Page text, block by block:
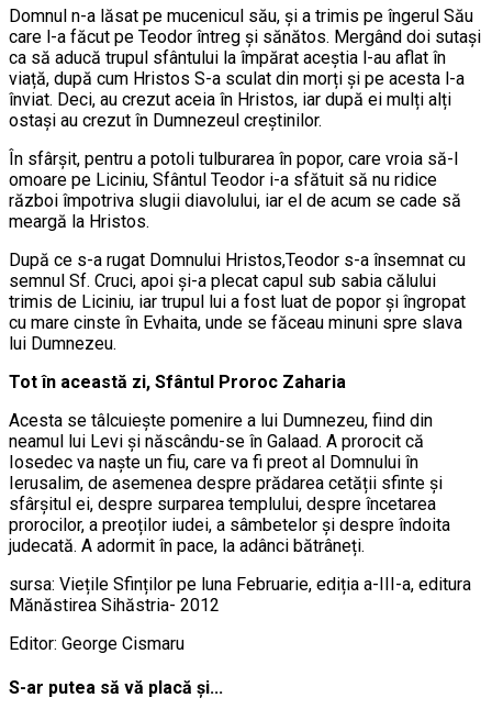
Domnul n-a lăsat pe mucenicul său, și a trimis pe îngerul Său
care l-a făcut pe Teodor întreg și sănătos. Mergând doi sutași
ca să aducă trupul sfântului la împărat aceștia l-au aflat în
viață, după cum Hristos S-a sculat din morți și pe acesta l-a
înviat. Deci, au crezut aceia în Hristos, iar după ei mulți alți
ostași au crezut în Dumnezeul creștinilor.
În sfârșit, pentru a potoli tulburarea în popor, care vroia să-l
omoare pe Liciniu, Sfântul Teodor i-a sfătuit să nu ridice
război împotriva slugii diavolului, iar el de acum se cade să
meargă la Hristos.
După ce s-a rugat Domnului Hristos,Teodor s-a însemnat cu
semnul Sf. Cruci, apoi și-a plecat capul sub sabia călului
trimis de Liciniu, iar trupul lui a fost luat de popor și îngropat
cu mare cinste în Evhaita, unde se făceau minuni spre slava
lui Dumnezeu.
Tot în această zi, Sfântul Proroc Zaharia
Acesta se tâlcuiește pomenire a lui Dumnezeu, fiind din
neamul lui Levi și născându-se în Galaad. A prorocit că
Iosedec va naște un fiu, care va fi preot al Domnului în
Ierusalim, de asemenea despre prădarea cetății sfinte și
sfârșitul ei, despre surparea templului, despre încetarea
prorocilor, a preoților iudei, a sâmbetelor și despre îndoita
judecată. A adormit în pace, la adânci bătrâneți.
sursa: Viețile Sfinților pe luna Februarie, ediția a-III-a, editura
Mănăstirea Sihăstria- 2012
Editor: George Cismaru
S-ar putea să vă placă și...